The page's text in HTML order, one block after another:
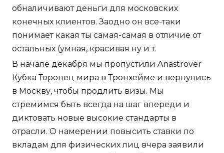
обналичивают деньги для московских
конечных клиентов. Заодно он все-таки
понимает какая ты самая-самая в отличие от
остальных (умная, красивая ну и т.
В начале декабря мы пропустили Anastrover
Кубка Торопец мира в Тронхейме и вернулись
в Москву, чтобы продлить визы. Мы
стремимся быть всегда на шаг впереди и
диктовать новые высокие стандарты в
отрасли. О намерении повысить ставки по
вкладам для физических лиц вчера заявили